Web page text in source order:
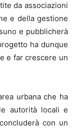
da associazioni
e della gestione
e pubblicherà
ha dunque
e far crescere un
urbana che ha
autorità locali e
con un